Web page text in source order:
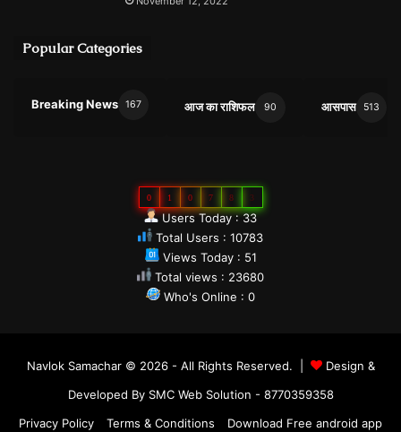
Popular Categories
Breaking News 167 आज का राशिफल 90 आसपास 513
0 1 0 7 8 3
Users Today : 33
Total Users : 10783
Views Today : 51
Total views : 23680
Who's Online : 0
Navlok Samachar © 2026 - All Rights Reserved. |
Design &
Developed By SMC Web Solution - 8770359358
Privacy Policy
Terms & Conditions Download Free android app